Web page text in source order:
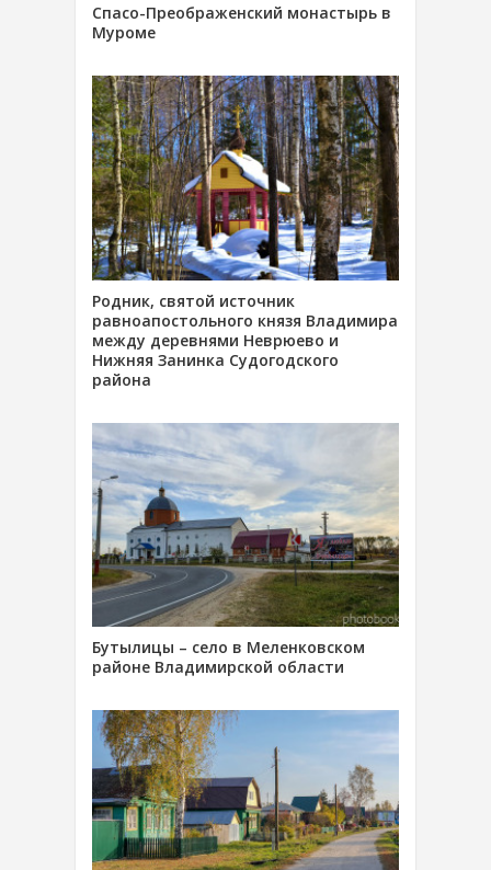
Спасо-Преображенский монастырь в
Муроме
Родник, святой источник
равноапостольного князя Владимира
между деревнями Неврюево и
Нижняя Занинка Судогодского
района
Бутылицы – село в Меленковском
районе Владимирской области